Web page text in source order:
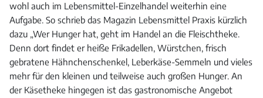
wohl auch im Lebensmittel-Einzelhandel weiterhin eine
Aufgabe. So schrieb das Magazin Lebensmittel Praxis kürzlich
dazu „Wer Hunger hat, geht im Handel an die Fleischtheke.
Denn dort findet er heiße Frikadellen, Würstchen, frisch
gebratene Hähnchenschenkel, Leberkäse-Semmeln und vieles
mehr für den kleinen und teilweise auch großen Hunger. An
der Käsetheke hingegen ist das gastronomische Angebot